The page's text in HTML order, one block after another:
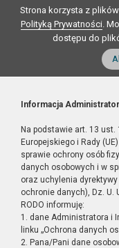
Strona korzysta z
Polityką Prywatności.
dostępu do
Informacja
Na podstawie art. 13
Europejskiego i Rady
sprawie ochrony osób
danych osobowych i w
oraz uchylenia
ochronie danych), Dz. U.
RODO informuję:
1. dane Administratora i
linku „Ochrona danych
2. Pana/Pani dane